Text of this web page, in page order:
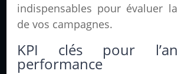
indispensables pour évaluer
de vos campagnes.
KPI clés pour
performance